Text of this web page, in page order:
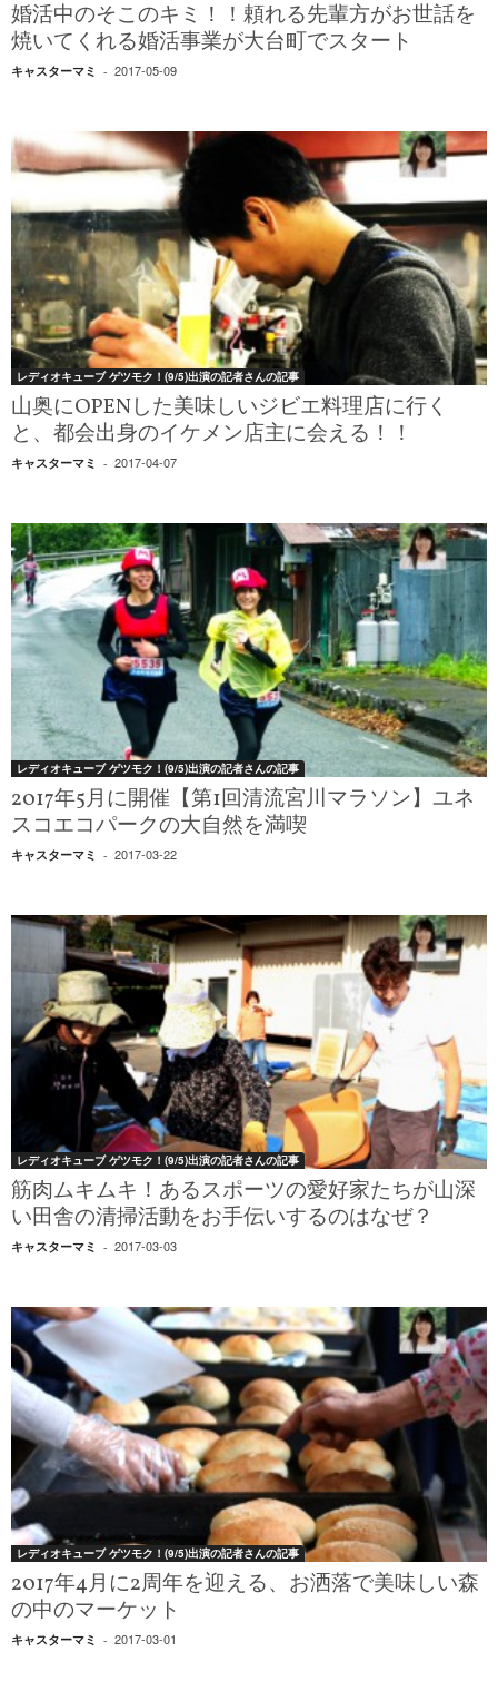
婚活中のそこのキミ！！頼れる先輩方がお世話を
焼いてくれる婚活事業が大台町でスタート
キャスターマミ - 2017-05-09
レディオキューブ ゲツモク！(9/5)出演の記者さんの記事
山奥にOPENした美味しいジビエ料理店に行く
と、都会出身のイケメン店主に会える！！
キャスターマミ - 2017-04-07
レディオキューブ ゲツモク！(9/5)出演の記者さんの記事
2017年5月に開催【第1回清流宮川マラソン】ユネ
スコエコパークの大自然を満喫
キャスターマミ - 2017-03-22
レディオキューブ ゲツモク！(9/5)出演の記者さんの記事
筋肉ムキムキ！あるスポーツの愛好家たちが山深
い田舎の清掃活動をお手伝いするのはなぜ？
キャスターマミ - 2017-03-03
レディオキューブ ゲツモク！(9/5)出演の記者さんの記事
2017年4月に2周年を迎える、お洒落で美味しい森
の中のマーケット
キャスターマミ - 2017-03-01